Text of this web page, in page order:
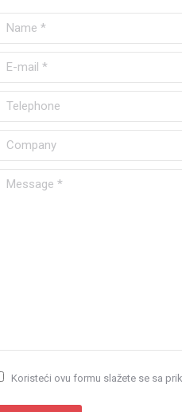
Name *
E-mail *
Telephone
Company
Message *
Koristeći ovu formu slažete se sa